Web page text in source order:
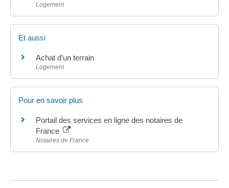
Logement
Et aussi
Achat d'un terrain
Logement
Pour en savoir plus
Portail des services en ligne des notaires de
France
Notaires de France